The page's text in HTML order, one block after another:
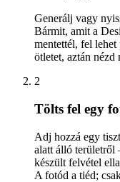
Generálj vagy
Bármit, amit a
mentettél, fel
ötletet, aztán nézd
2
Tölts fel egy
Adj hozzá egy
alatt álló
készült felvétel
A fotód a tiéd;